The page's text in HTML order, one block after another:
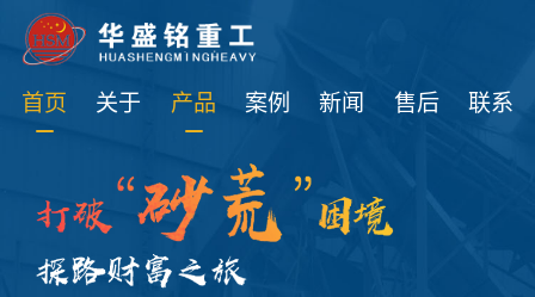
首页 关于 产品 案例 新闻 售后 联系